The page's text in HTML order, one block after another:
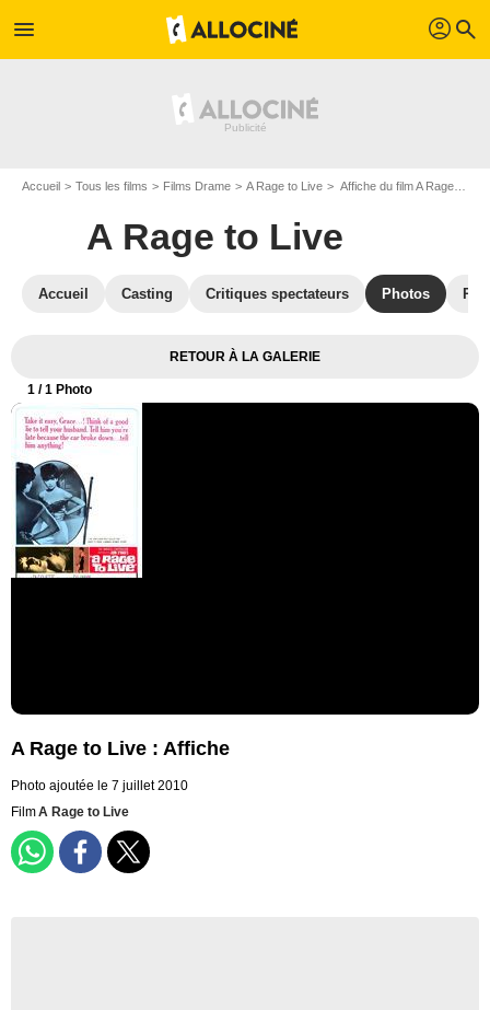
menu profil search
Accueil Tous les films Films Drame A Rage to Live Affiche du film A Rage to Live - Photo 1
A Rage to Live
Accueil Casting Critiques spectateurs Photos
RETOUR À LA GALERIE
1 / 1 Photo
A Rage to Live : Affiche
Photo ajoutée le 7 juillet 2010
FilmA Rage to Live